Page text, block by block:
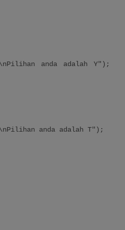
anda adalah Y");
anda adalah T");